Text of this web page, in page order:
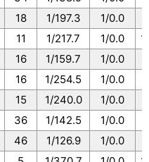
18 1/197.3 1/0.0
11 1/217.7 1/0.0
16 1/159.7 1/0.0
16 1/254.5 1/0.0
15 1/240.0 1/0.0
36 1/142.5 1/0.0
46 1/126.9 1/0.0